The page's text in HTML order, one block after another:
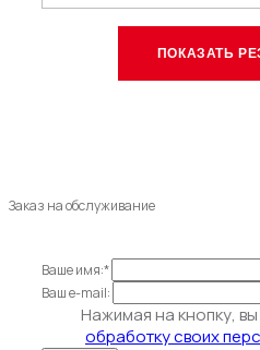
Заказ на обслуживание
Ваше имя:*
Ваш e-mail:
Нажимая на кнопку,
обработку своих